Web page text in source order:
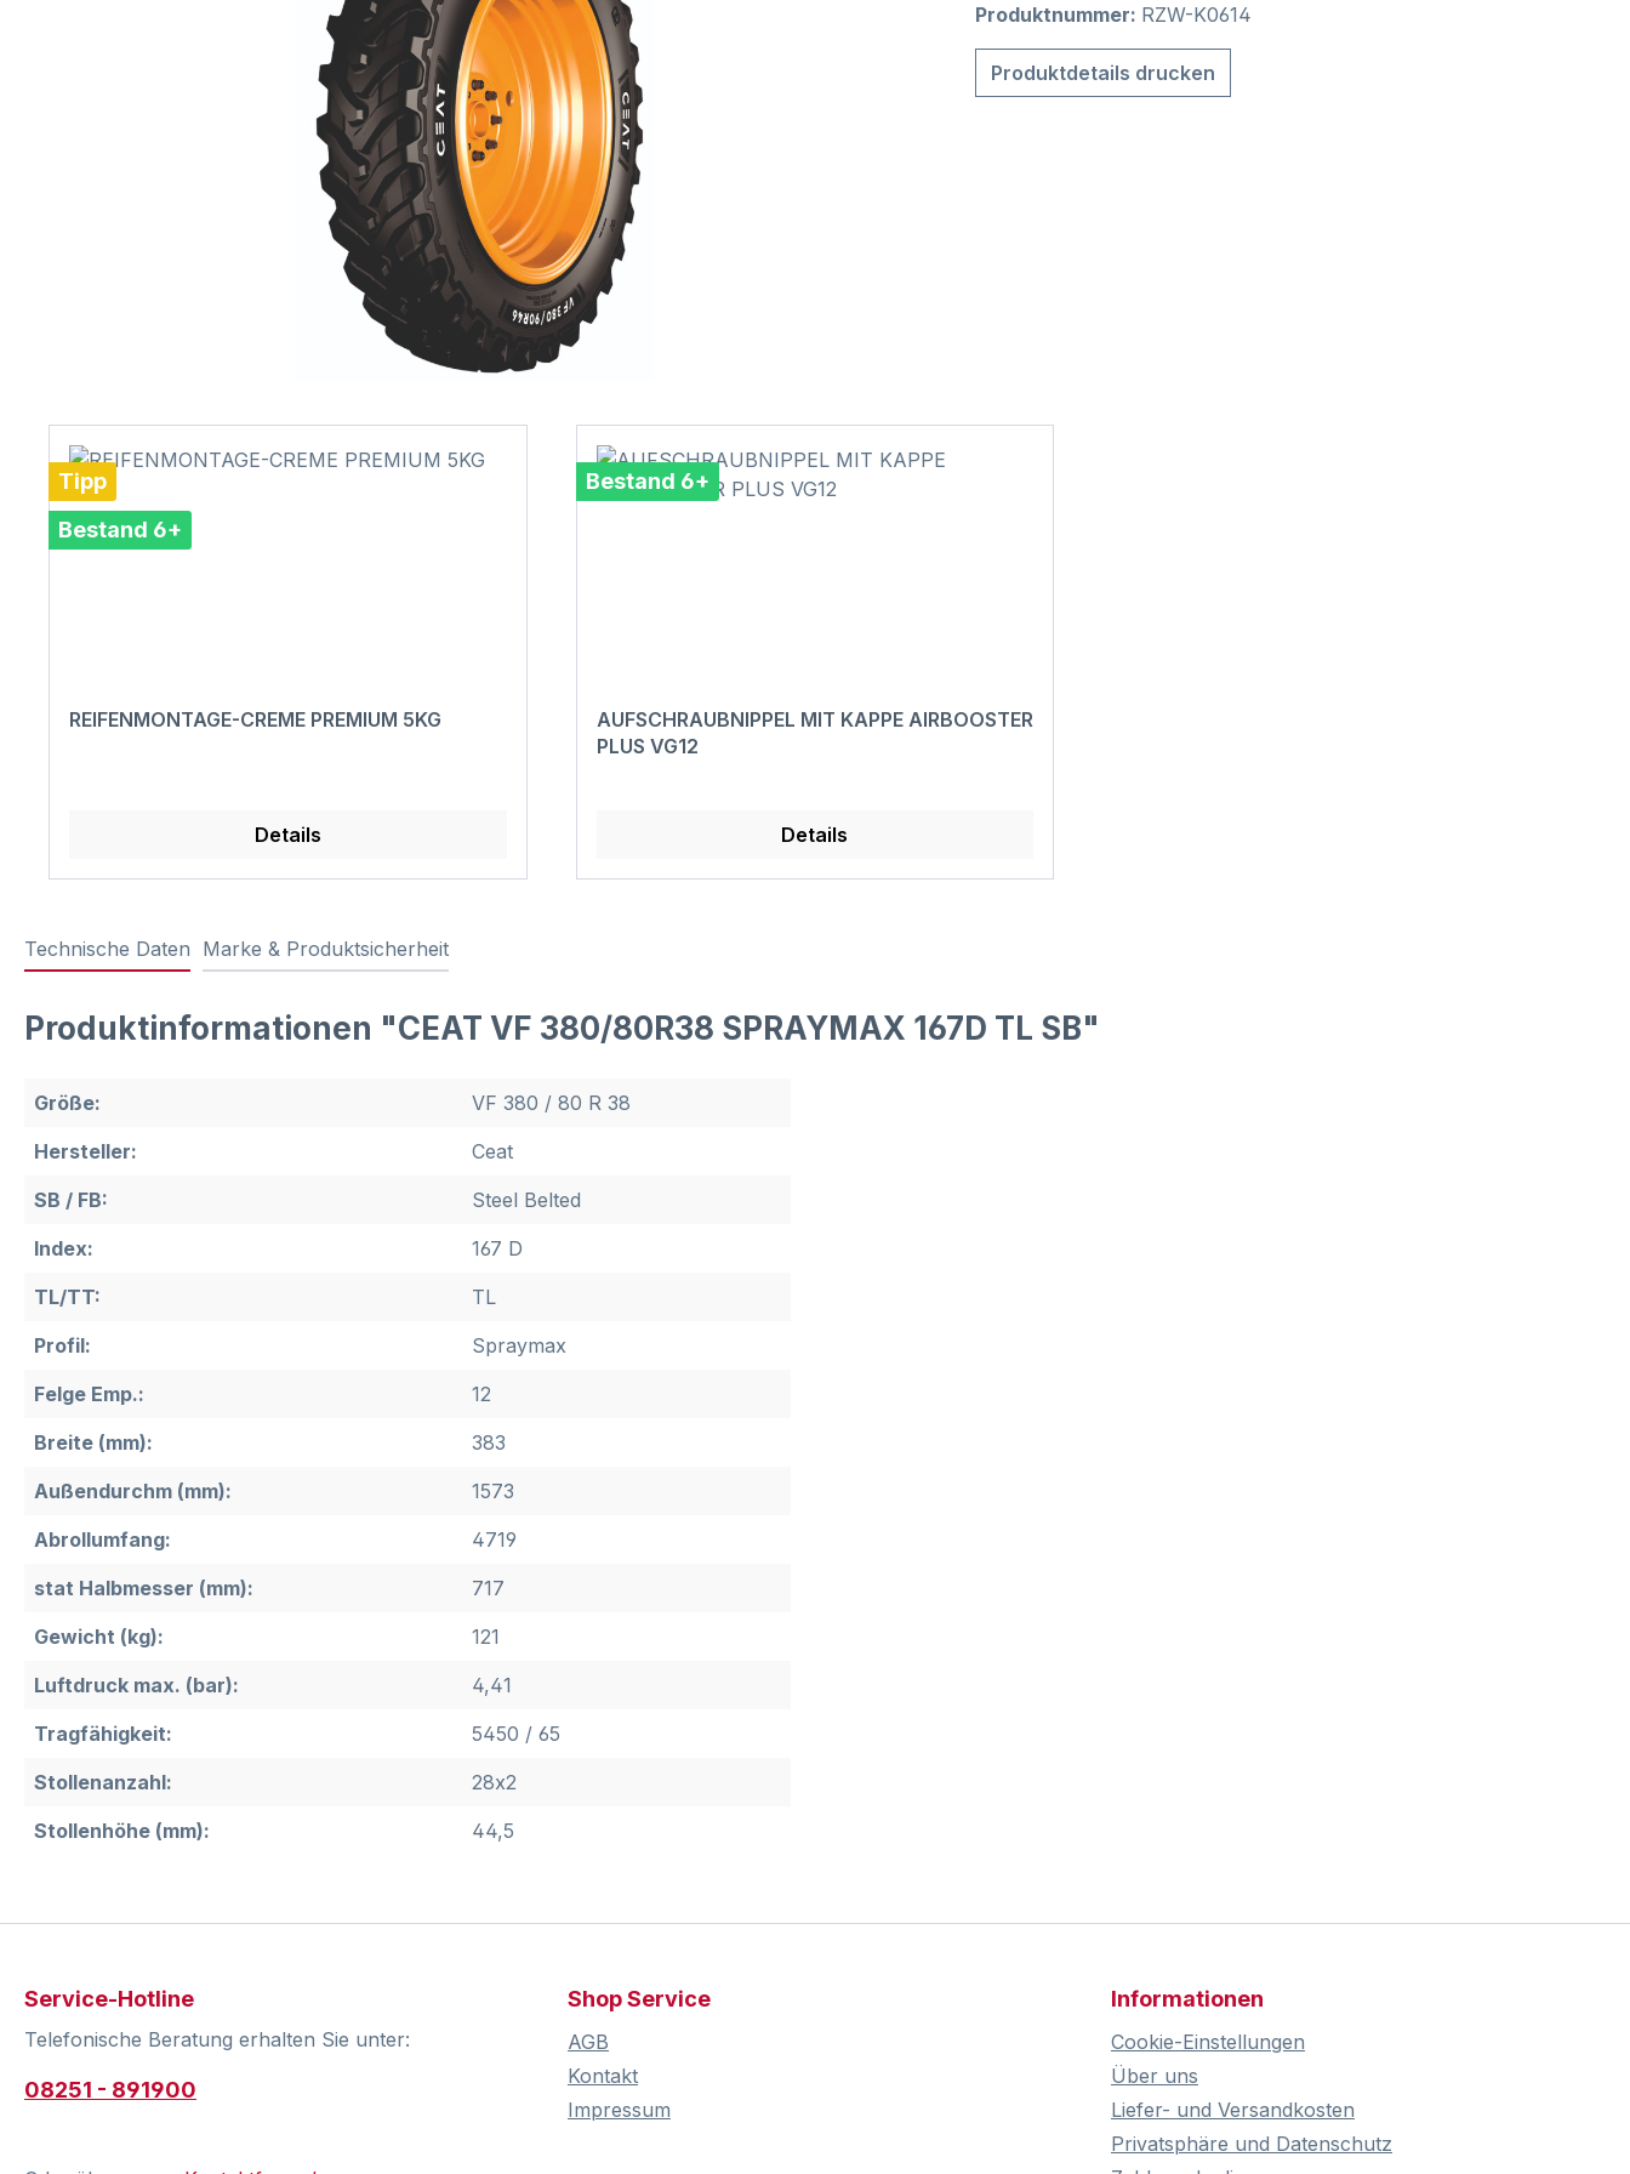
Produktnummer: RZW-K0614
Produktdetails drucken
Tipp
Bestand 6+
REIFENMONTAGE-CREME PREMIUM 5KG
Details
Bestand 6+
AUFSCHRAUBNIPPEL MIT KAPPE AIRBOOSTER
PLUS VG12
Details
Technische Daten Marke & Produktsicherheit
Produktinformationen "CEAT VF 380/80R38 SPRAYMAX 167D TL SB"
Größe:
VF 380 / 80 R 38
Hersteller:
Ceat
SB / FB:
Steel Belted
Index:
167 D
TL/TT:
TL
Profil:
Spraymax
Felge Emp.:
12
Breite (mm):
383
Außendurchm (mm):
1573
Abrollumfang:
4719
stat Halbmesser (mm):
717
Gewicht (kg):
121
Luftdruck max. (bar):
4,41
Tragfähigkeit:
5450 / 65
Stollenanzahl:
28x2
Stollenhöhe (mm):
44,5
Service-Hotline
Telefonische Beratung erhalten Sie unter:
08251 - 891900
Shop Service
AGB
Kontakt
Impressum
Informationen
Cookie-Einstellungen
Über uns
Liefer- und Versandkosten
Privatsphäre und Datenschutz